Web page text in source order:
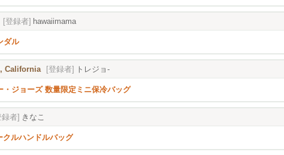
[登録者] hawaiimama
ダル
California [登録者] トレジョ-
・ジョーズ 数量限定ミニ保冷バッグ
録者] きなこ
クルハンドルバッグ